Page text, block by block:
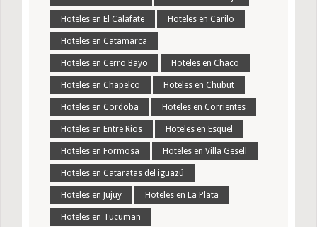
Hoteles en El Calafate Hoteles en Carilo
Hoteles en Catamarca
Hoteles en Cerro Bayo Hoteles en Chaco
Hoteles en Chapelco Hoteles en Chubut
Hoteles en Cordoba Hoteles en Corrientes
Hoteles en Entre Rios Hoteles en Esquel
Hoteles en Formosa Hoteles en Villa Gesell
Hoteles en Cataratas del iguazú
Hoteles en Jujuy Hoteles en La Plata
Hoteles en Tucuman